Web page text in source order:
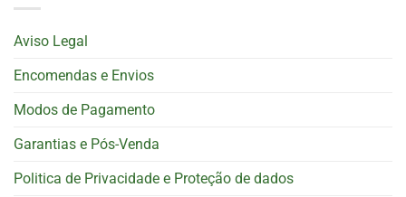
Aviso Legal
Encomendas e Envios
Modos de Pagamento
Garantias e Pós-Venda
Politica de Privacidade e Proteção de dados